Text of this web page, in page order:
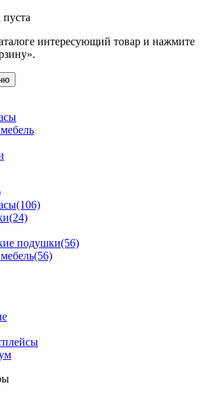
интересующий товар и нажмите
(106)
(24)
подушки(56)
(56)